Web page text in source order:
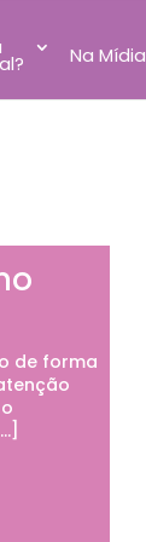
Na Mídia
de forma